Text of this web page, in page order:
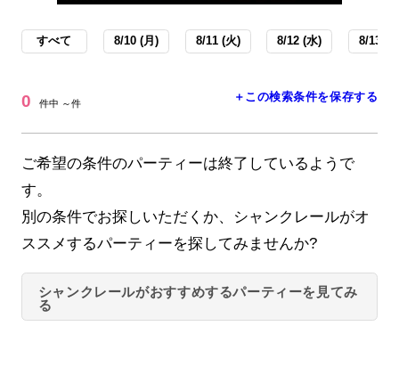
すべて 8/10 (月) 8/11 (火) 8/12 (水) 8/13 (
0 件中 ～件 ＋この検索条件を保存する
ご希望の条件のパーティーは終了しているようで
す。
別の条件でお探しいただくか、シャンクレールがオ
ススメするパーティーを探してみませんか?
シャンクレールがおすすめするパーティーを見てみ
る